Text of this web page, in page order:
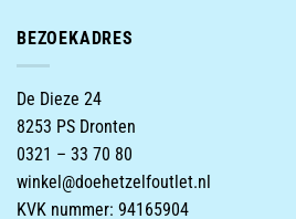
BEZOEKADRES
De Dieze 24
8253 PS Dronten
0321 – 33 70 80
winkel@doehetzelfoutlet.nl
KVK nummer: 94165904